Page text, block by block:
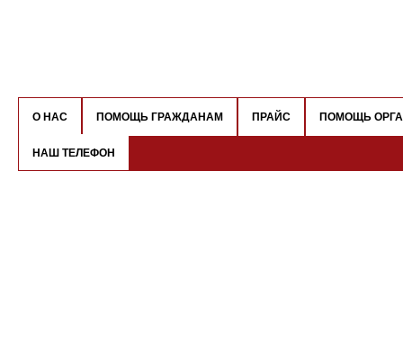
О НАС ПОМОЩЬ ГРАЖДАНАМ ПРАЙС ПОМОЩЬ
НАШ ТЕЛЕФОН